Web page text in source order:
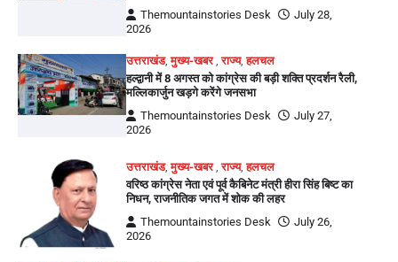
Themountainstories Desk
July 28,
2026
उत्तराखंड,मुख्य-खबर,राज्य,हलचल
हल्द्वानी में 8 अगस्त को कांग्रेस की बड़ी शक्ति प्रदर्शन रैली,
मल्लिकार्जुन खड़गे करेंगे जनसभा
Themountainstories Desk
July 27,
2026
उत्तराखंड,मुख्य-खबर,राज्य,हलचल
वरिष्ठ कांग्रेस नेता एवं पूर्व कैबिनेट मंत्री हीरा सिंह बिष्ट का
निधन, राजनीतिक जगत में शोक की लहर
Themountainstories Desk
July 26,
2026